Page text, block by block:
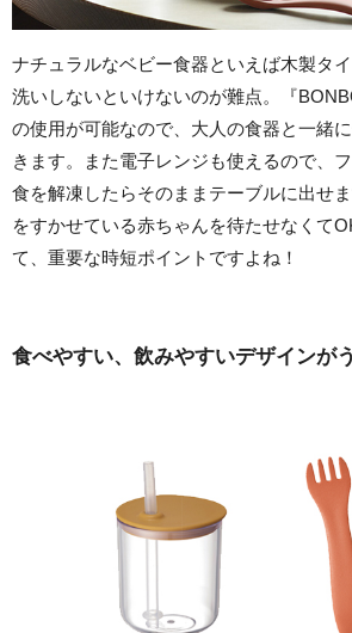
ナチュラルなベビー食器といえば木製タ
洗いしないといけないのが難点。『
の使用が可能なので、大人の食器と一緒
きます。また電子レンジも使えるので、
食を解凍したらそのままテーブルに出せ
をすかせている赤ちゃんを待たせなくて
て、重要な時短ポイントですよね！
食べやすい、飲みやすいデザインが